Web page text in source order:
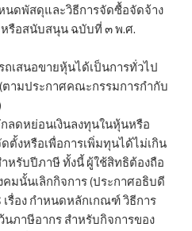
นดพัสดุและวิธีการจัดซื้อจัดจ้าง
รือสนับสนุน ฉบับที่ ๓ พ.ศ.
ถเสนอขายหุ้นได้เป็นการทั่วไป
ตามประกาศคณะกรรมการกำกับ
ลดหย่อนเงินลงทุนในหุ้นหรือ
ตั้งหรือเพื่อการเพิ่มทุนได้ไม่เกิน
หรับปีภาษี ทั้งนี้ ผู้ใช้สิทธิต้องถือ
มนั้นเลิกกิจการ (ประกาศอธิบดี
รื่อง กำหนดหลักเกณฑ์ วิธีการ
นภาษีอากร สำหรับกิจการของ